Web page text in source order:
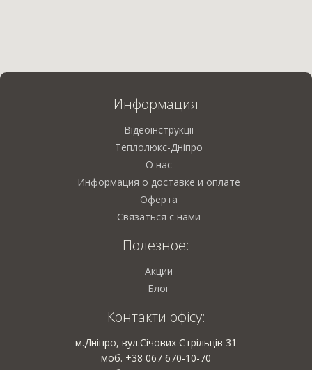
Информация
Відеоінструкції
Теплолюкс-Дніпро
О нас
Информация о доставке и оплате
Оферта
Связаться с нами
Полезное:
Акции
Блог
Контакти офісу:
м.Дніпро, вул.Січових Стрільців 31
моб. +38 067 670-10-70